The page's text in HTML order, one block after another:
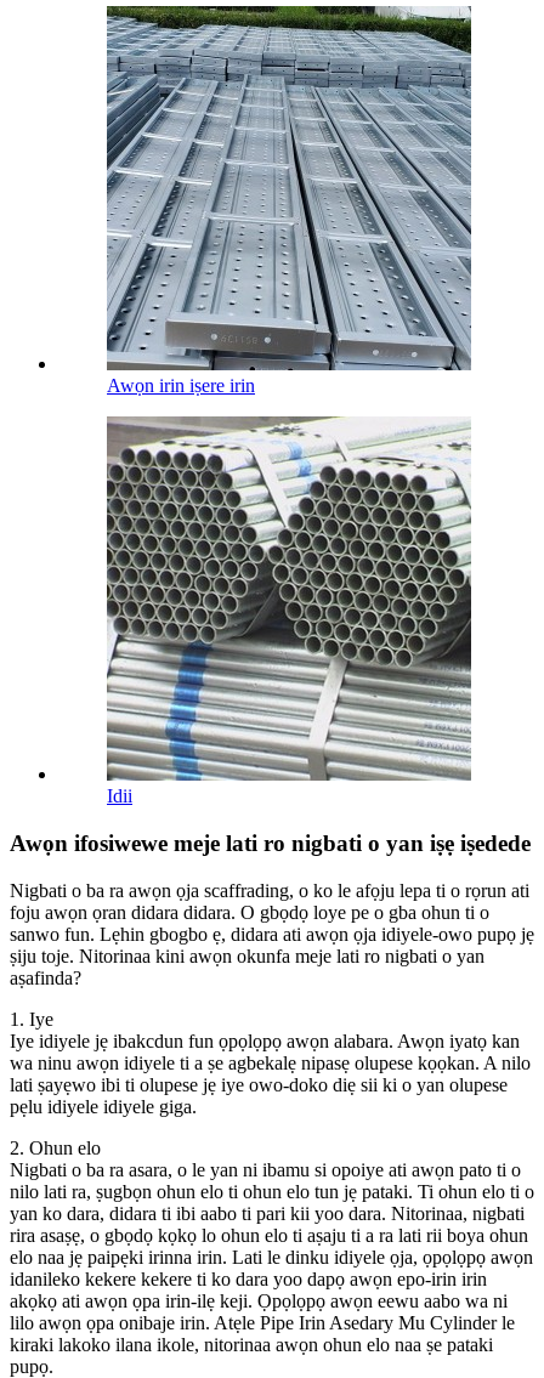
Awọn irin iṣere irin
Idii
Awọn ifosiwewe meje lati ro nigbati o yan iṣẹ iṣedede
Nigbati o ba ra awọn ọja scaffrading, o ko le afọju lepa ti o rọrun ati
foju awọn ọran didara didara. O gbọdọ loye pe o gba ohun ti o
sanwo fun. Lẹhin gbogbo ẹ, didara ati awọn ọja idiyele-owo pupọ jẹ
ṣiju toje. Nitorinaa kini awọn okunfa meje lati ro nigbati o yan
aṣafinda?
1. Iye
Iye idiyele jẹ ibakcdun fun ọpọlọpọ awọn alabara. Awọn iyatọ kan
wa ninu awọn idiyele ti a ṣe agbekalẹ nipasẹ olupese kọọkan. A nilo
lati ṣayẹwo ibi ti olupese jẹ iye owo-doko diẹ sii ki o yan olupese
pẹlu idiyele idiyele giga.
2. Ohun elo
Nigbati o ba ra asara, o le yan ni ibamu si opoiye ati awọn pato ti o
nilo lati ra, ṣugbọn ohun elo ti ohun elo tun jẹ pataki. Ti ohun elo ti o
yan ko dara, didara ti ibi aabo ti pari kii yoo dara. Nitorinaa, nigbati
rira asaṣẹ, o gbọdọ kọkọ lo ohun elo ti aṣaju ti a ra lati rii boya ohun
elo naa jẹ paipẹki irinna irin. Lati le dinku idiyele ọja, ọpọlọpọ awọn
idanileko kekere kekere ti ko dara yoo dapọ awọn epo-irin irin
akọkọ ati awọn ọpa irin-ilẹ keji. Ọpọlọpọ awọn eewu aabo wa ni
lilo awọn ọpa onibaje irin. Atẹle Pipe Irin Asedary Mu Cylinder le
kiraki lakoko ilana ikole, nitorinaa awọn ohun elo naa ṣe pataki
pupọ.